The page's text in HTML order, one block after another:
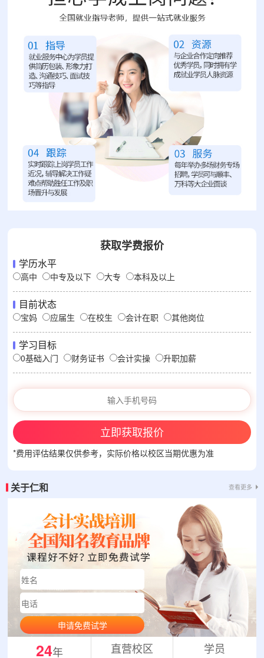
获取学费报价
学历水平
高中 中专及以下 大专 本科及以上
目前状态
宝妈 应届生 在校生 会计在职 其他岗位
学习目标
0基础入门 财务证书 会计实操 升职加薪
立即获取报价
*费用评估结果仅供参考，实际价格以校区当期优惠为准
关于仁和 查看更多
申请免费试学
24年 直营校区 学员